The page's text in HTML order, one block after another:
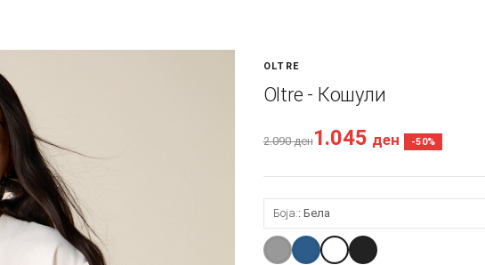
OLTRE
Oltre - Кошули
2.090ден1.045 ден -50%
Боја: Бела